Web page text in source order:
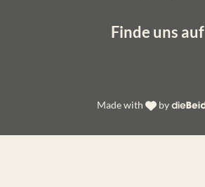
Finde uns auf
Made with by